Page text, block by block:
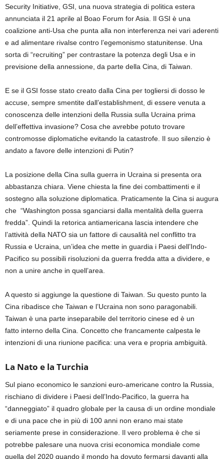
Security Initiative, GSI, una nuova strategia di politica estera
annunciata il 21 aprile al Boao Forum for Asia.
Il GSI è una
coalizione anti-Usa che punta alla non interferenza nei vari aderenti
e ad alimentare rivalse contro l’egemonismo statunitense. Una
sorta di “recruiting” per contrastare la potenza degli Usa e in
previsione della annessione , da parte della Cina, di Taiwan
E se il GSI fosse stato creato dalla Cina per togliersi di dosso le
accuse, sempre smentite dall’establishment, di essere venuta a
conoscenza delle intenzioni della Russia sulla Ucraina prima
dell’effettiva invasione? Cosa che avrebbe potuto trovare
contromosse diplomatiche evitando la catastrofe. Il suo silenzio è
andato a favore delle intenzioni di Putin?
La posizione della Cina sulla guerra in Ucraina si presenta ora
abbastanza chiara . Viene chiesta la fine dei combattimenti e il
sostegno alla soluzione diplomatica. Praticamente la Cina si augura
che “Washington possa sganciarsi dalla mentalità della guerra
fredda”. Quindi la retorica antiamericana lascia intendere che
l’attività della NATO sia un fattore di causalità nel conflitto tra
Russia e Ucraina, un’idea che mette in guardia i Paesi dell’Indo-
Pacifico su possibili risoluzioni da guerra fredda atta a dividere, e
non a unire anche in quell’area.
A questo si aggiunge la questione di Taiwan. Su questo punto la
Cina ribadisce che Taiwan e l’Ucraina non sono paragonabili.
Taiwan è una parte inseparabile del territorio cinese ed è un
fatto interno della Cina. Concetto che francamente calpesta le
intenzioni di una riunione pacifica: una vera e propria ambiguità.
La Nato e la Turchia
Sul piano economico le sanzioni euro-americane contro la Russia
rischiano di dividere i Paesi dell’Indo-Pacifico , la guerra ha
“danneggiato” il quadro globale per la causa di un ordine mondiale
e di una pace che in più di 100 anni non erano mai state
seriamente prese in considerazione. Il vero problema è che si
potrebbe palesare una nuova crisi economica mondiale come
quella del 2020 quando il mondo ha dovuto fermarsi davanti alla